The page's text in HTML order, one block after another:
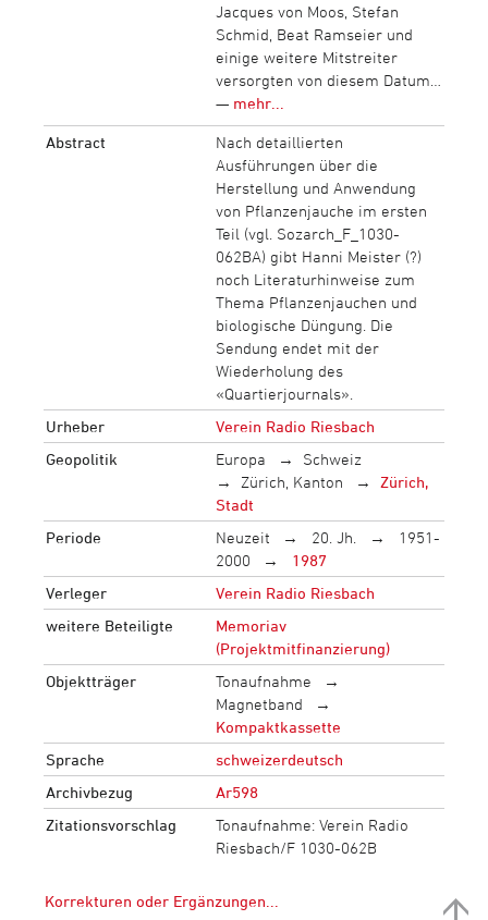
Jacques von Moos, Stefan
Schmid, Beat Ramseier und
einige weitere Mitstreiter
versorgten von diesem Datum…
— mehr...
Abstract
Nach detaillierten
Ausführungen über die
Herstellung und Anwendung
von Pflanzenjauche im ersten
Teil (vgl. Sozarch_F_1030-
062BA) gibt Hanni Meister (?)
noch Literaturhinweise zum
Thema Pflanzenjauchen und
biologische Düngung. Die
Sendung endet mit der
Wiederholung des
«Quartierjournals».
Urheber
Verein Radio Riesbach
Geopolitik
Europa
Schweiz
Zürich, Kanton
Zürich,
Stadt
Periode
Neuzeit 20. Jh.
1951-
2000
1987
Verleger
Verein Radio Riesbach
weitere Beteiligte
Memoriav
(Projektmitfinanzierung)
Objektträger
Tonaufnahme
Magnetband
Kompaktkassette
Sprache
schweizerdeutsch
Archivbezug
Ar598
Zitationsvorschlag
Tonaufnahme: Verein Radio
Riesbach/F 1030-062B
Korrekturen oder Ergänzungen...